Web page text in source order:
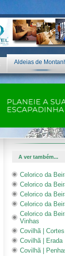
Aldeias de
A ver também...
Celorico da
Celorico da
Celorico da
Celorico da
Celorico da
Vinhas
Covilhã |
Covilhã | Erada
Covilhã |